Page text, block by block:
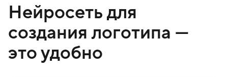
Нейросеть для
создания логотипа —
это удобно